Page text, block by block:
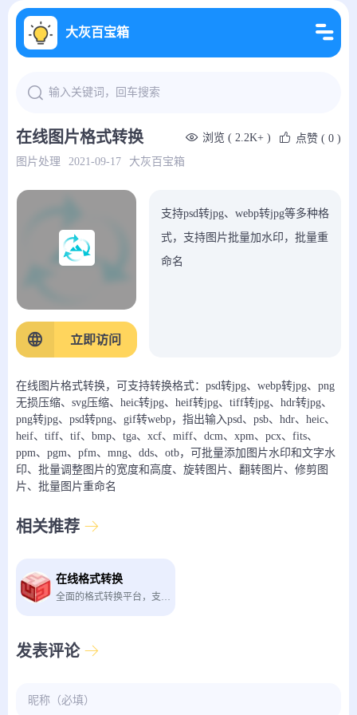
大灰百宝箱
在线图片格式转换 浏览 ( 2.2K+ ) 点赞 ( 0 )
图片处理
2021-09-17 大灰百宝箱
立即访问
支持psd转jpg、webp转jpg等多种格
式，支持图片批量加水印，批量重
命名
在线图片格式转换，可支持转换格式：psd转jpg、webp转jpg、png
无损压缩、svg压缩、heic转jpg、heif转jpg、tiff转jpg、hdr转jpg、
png转jpg、psd转png、gif转webp，指出输入psd、psb、hdr、heic、
heif、tiff、tif、bmp、tga、xcf、miff、dcm、xpm、pcx、fits、
ppm、pgm、pfm、mng、dds、otb，可批量添加图片水印和文字水
印、批量调整图片的宽度和高度、旋转图片、翻转图片、修剪图
片、批量图片重命名
相关推荐
在线格式转换
全面的格式转换平台，支持多种图片格式转换
发表评论